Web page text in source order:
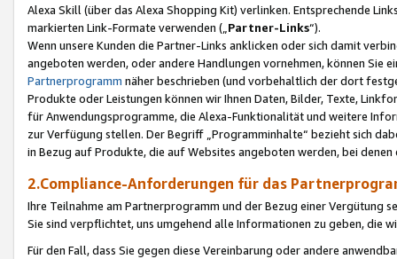
Alexa Skill (über das Alexa Shopping Kit) verlinken. Entsprechende
markierten Link-Formate verwenden („ Partner-Links“).
Wenn unsere Kunden die Partner-Links anklicken oder sich damit
angeboten werden, oder andere Handlungen vornehmen, können Sie
Partnerprogramm näher beschrieben (und vorbehaltlich der dort
Produkte oder Leistungen können wir Ihnen Daten, Bilder, Texte,
für Anwendungsprogramme, die Alexa-Funktionalität und weitere
zur Verfügung stellen. Der Begriff „Programminhalte“ bezieht sich
in Bezug auf Produkte, die auf Websites angeboten werden, bei
2.Compliance-Anforderungen für das
Ihre Teilnahme am Partnerprogramm und der Bezug einer Vergütung
Sie sind verpflichtet, uns umgehend alle Informationen zu geben, die
Für den Fall, dass Sie gegen diese Vereinbarung oder andere